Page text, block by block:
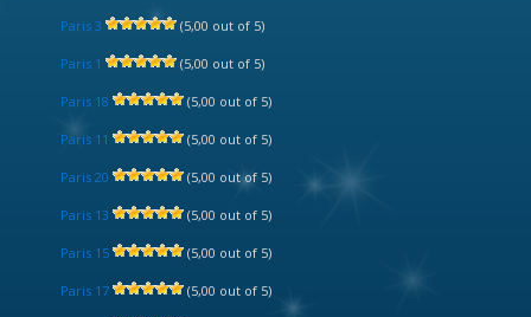
Paris 3 (5,00 out of 5)
Paris 1 (5,00 out of 5)
Paris 18 (5,00 out of 5)
Paris 11 (5,00 out of 5)
Paris 20 (5,00 out of 5)
Paris 13 (5,00 out of 5)
Paris 15 (5,00 out of 5)
Paris 17 (5,00 out of 5)